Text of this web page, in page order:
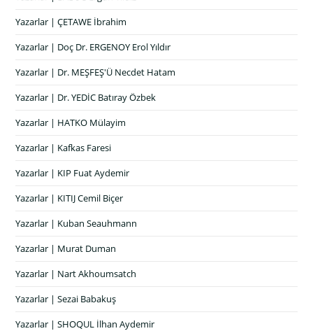
Yazarlar | ÇETAWE İbrahim
Yazarlar | Doç Dr. ERGENOY Erol Yıldır
Yazarlar | Dr. MEŞFEŞ'Ü Necdet Hatam
Yazarlar | Dr. YEDİC Batıray Özbek
Yazarlar | HATKO Mülayim
Yazarlar | Kafkas Faresi
Yazarlar | KIP Fuat Aydemir
Yazarlar | KITIJ Cemil Biçer
Yazarlar | Kuban Seauhmann
Yazarlar | Murat Duman
Yazarlar | Nart Akhoumsatch
Yazarlar | Sezai Babakuş
Yazarlar | SHOQUL İlhan Aydemir